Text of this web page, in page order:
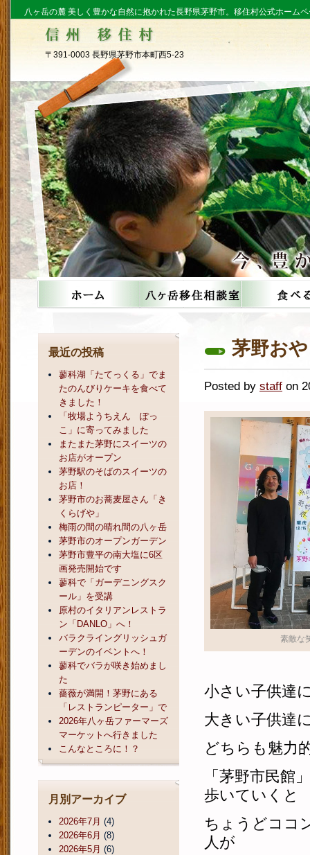
八ヶ岳の麓 美しく豊かな自然に抱かれた長野県茅野市。移住村公式ホーム
〒391-0003 長野県茅野市本町西5-23
茅野お
Posted by staff on
素敵な
小さい子供達
大きい子供達
どちらも魅力
「茅野市民館
歩いていくと
ちょうどココ
人が
最近の投稿
蓼科湖「たてっくる」でま
たのんびりケーキを食べて
きました！
「牧場ようちえん ぽっ
こ」に寄ってみました
またまた茅野にスイーツの
お店がオープン
茅野駅のそばのスイーツの
お店！
茅野市のお蕎麦屋さん「き
くらげや」
梅雨の間の晴れ間の八ヶ岳
茅野市のオープンガーデン
茅野市豊平の南大塩に6区
画発売開始です
蓼科で「ガーデニングスク
ール」を受講
原村のイタリアンレストラ
ン「DANLO」へ！
バラクライングリッシュガ
ーデンのイベントへ！
蓼科でバラが咲き始めまし
た
薔薇が満開！茅野にある
「レストランピーター」で
2026年八ヶ岳ファーマーズ
マーケットへ行きました
こんなところに！？
月別アーカイブ
2026年7月 (4)
2026年6月 (8)
2026年5月 (6)